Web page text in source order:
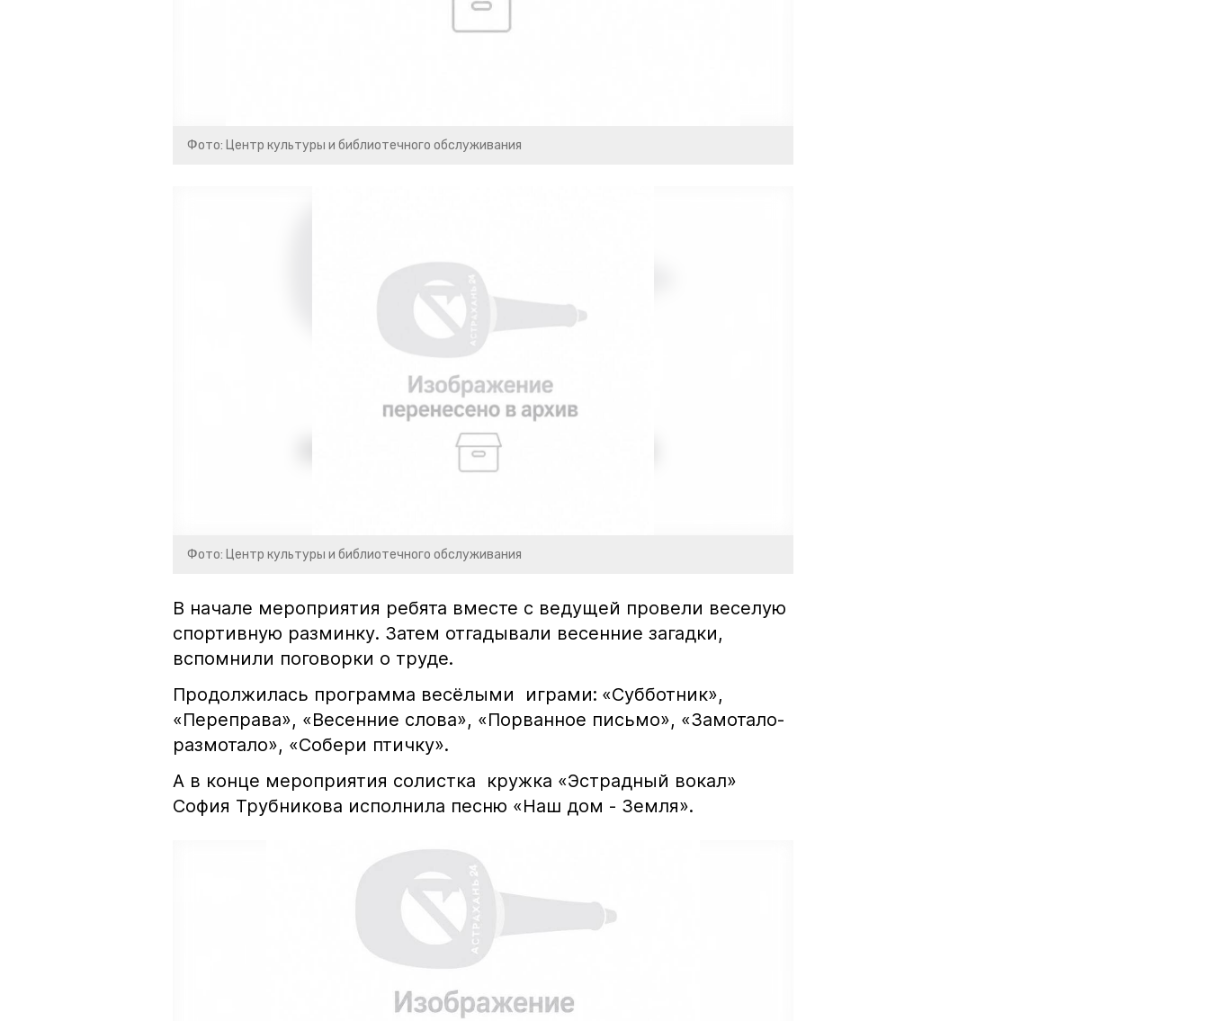
Фото: Центр культуры и библиотечного обслуживания
Фото: Центр культуры и библиотечного обслуживания
В начале мероприятия ребята вместе с ведущей провели веселую
спортивную разминку. Затем отгадывали весенние загадки,
вспомнили поговорки о труде.
Продолжилась программа весёлыми играми: «Субботник»,
«Переправа», «Весенние слова», «Порванное письмо», «Замотало-
размотало», «Собери птичку».
А в конце мероприятия солистка кружка «Эстрадный вокал»
София Трубникова исполнила песню «Наш дом - Земля».